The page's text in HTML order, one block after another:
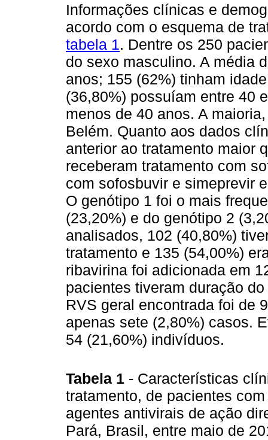
Informações clínicas e
acordo com o esquema de
tabela 1. Dentre os 250
do sexo masculino. A média
anos; 155 (62%) tinham
(36,80%) possuíam entre 40
menos de 40 anos. A
Belém. Quanto aos dados
anterior ao tratamento maior
receberam tratamento com
com sofosbuvir e simeprevir
O genótipo 1 foi o mais
(23,20%) e do genótipo 2
analisados, 102 (40,80%)
tratamento e 135 (54,00%)
ribavirina foi adicionada em
pacientes tiveram duração
RVS geral encontrada foi de
apenas sete (2,80%) casos.
54 (21,60%) indivíduos.
Tabela 1 - Características
tratamento, de pacientes
agentes antivirais de ação
Pará, Brasil, entre maio de